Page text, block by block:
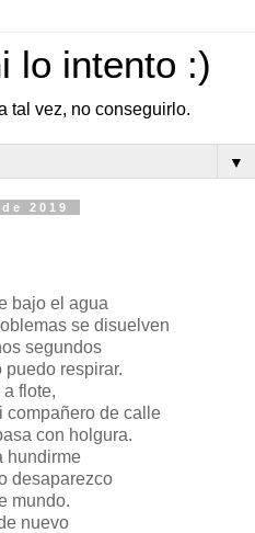
lo intento :)
tal vez, no conseguirlo.
▼
2019
bajo el agua
se disuelven
segundos
puedo respirar.
a flote,
compañero de calle
con holgura.
hundirme
desaparezco
mundo.
nuevo